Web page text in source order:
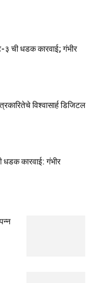
३ ची धडक कारवाई; गंभीर
विश्वासार्ह डिजिटल
धडक कारवाई: गंभीर